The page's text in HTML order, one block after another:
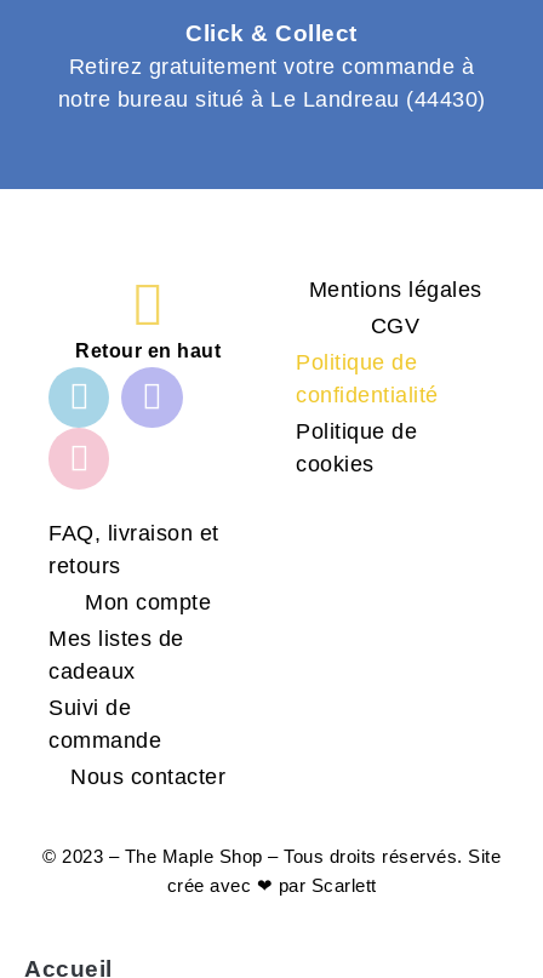
Click & Collect
Retirez gratuitement votre commande à
notre bureau situé à Le Landreau (44430)
FAQ, livraison et
retours
Mon compte
Mes listes de
cadeaux
Suivi de
commande
Nous contacter
Mentions légales
CGV
Politique de
confidentialité
Politique de
cookies
Retour en haut
© 2023 – The Maple Shop – Tous droits réservés. Site
crée avec ❤ par Scarlett
Accueil